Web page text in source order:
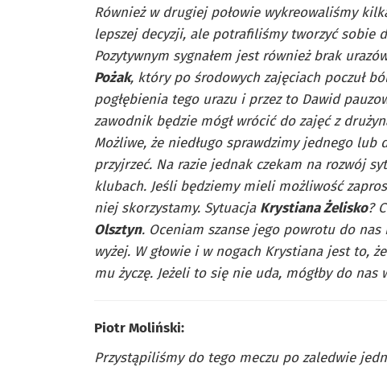
Również w drugiej połowie wykreowaliśmy
lepszej decyzji, ale potrafiliśmy tworzyć sobie
Pozytywnym sygnałem jest również brak
Pożak, który po środowych zajęciach poczuł
pogłębienia tego urazu i przez to Dawid
zawodnik będzie mógł wrócić do zajęć z
Możliwe, że niedługo sprawdzimy jednego lub
przyjrzeć. Na razie jednak czekam na rozwój
klubach. Jeśli będziemy mieli możliwość
niej skorzystamy. Sytuacja Krystiana Żelisko?
Olsztyn. Oceniam szanse jego powrotu do nas
wyżej. W głowie i w nogach Krystiana jest to,
mu życzę. Jeżeli to się nie uda, mógłby do
Piotr Moliński:
Przystąpiliśmy do tego meczu po zaledwie